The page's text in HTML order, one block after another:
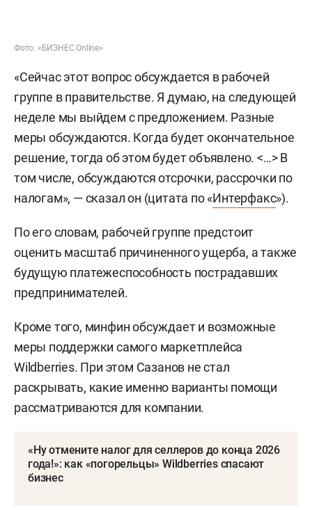
Фото: «БИЗНЕС Online»
«Сейчас этот вопрос обсуждается в рабочей
группе в правительстве. Я думаю, на следующей
неделе мы выйдем с предложением. Разные
меры обсуждаются. Когда будет окончательное
решение, тогда об этом будет объявлено. <…> В
том числе, обсуждаются отсрочки, рассрочки по
налогам», — сказал он (цитата по «Интерфакс»).
По его словам, рабочей группе предстоит
оценить масштаб причиненного ущерба, а также
будущую платежеспособность пострадавших
предпринимателей.
Кроме того, минфин обсуждает и возможные
меры поддержки самого маркетплейса
Wildberries. При этом Сазанов не стал
раскрывать, какие именно варианты помощи
рассматриваются для компании.
«Ну отмените налог для селлеров до конца 2026
года!»: как «погорельцы» Wildberries спасают
бизнес